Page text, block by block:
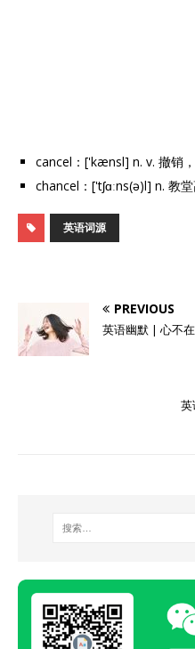
cancel：['kænsl] n. v. 撤销
chancel：['tʃɑːns(ə)l] n. 教
英语词源
PREVIOUS
英语幽默 | 心不